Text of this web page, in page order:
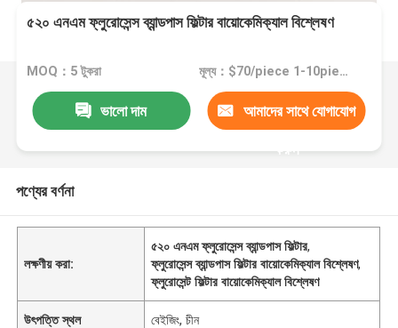
৫২০ এনএম ফ্লুরোসেন্স ব্যান্ডপাস ফিল্টার বায়োকেমিক্যাল বিশ্লেষণ
MOQ：5 টুকরা মূল্য：$70/piece 1-10pieces; $65/piece 11-50pieces; $60/piece >=51pieces
ভালো দাম আমাদের সাথে যোগাযোগ
করুন
পণ্যের বর্ণনা
লক্ষণীয় করা:
৫২০ এনএম ফ্লুরোসেন্স ব্যান্ডপাস ফিল্টার,
ফ্লুরোসেন্স ব্যান্ডপাস ফিল্টার বায়োকেমিক্যাল বিশ্লেষণ,
ফ্লুরোসেন্ট ফিল্টার বায়োকেমিক্যাল বিশ্লেষণ
উৎপত্তি স্থল বেইজিং, চীন